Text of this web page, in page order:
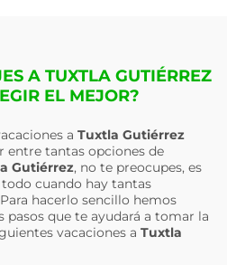
A TUXTLA GUTIÉRREZ
EL MEJOR?
a Tuxtla Gutiérrez
entre tantas opciones de
Gutiérrez, no te preocupes, es
cuando hay tantas
hacerlo sencillo hemos
pasos que te ayudará a tomar la
vacaciones a Tuxtla